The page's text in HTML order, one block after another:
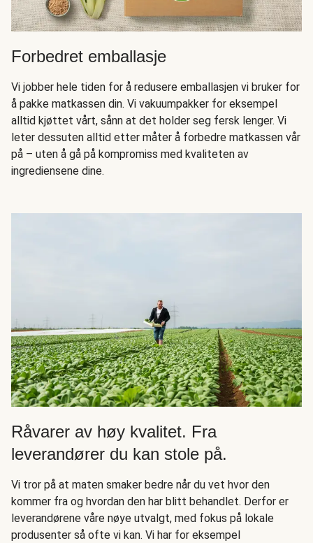
Forbedret emballasje
Vi jobber hele tiden for å redusere emballasjen vi bruker for
å pakke matkassen din. Vi vakuumpakker for eksempel
alltid kjøttet vårt, sånn at det holder seg fersk lenger. Vi
leter dessuten alltid etter måter å forbedre matkassen vår
på – uten å gå på kompromiss med kvaliteten av
ingrediensene dine.
Råvarer av høy kvalitet. Fra
leverandører du kan stole på.
Vi tror på at maten smaker bedre når du vet hvor den
kommer fra og hvordan den har blitt behandlet. Derfor er
leverandørene våre nøye utvalgt, med fokus på lokale
produsenter så ofte vi kan. Vi har for eksempel